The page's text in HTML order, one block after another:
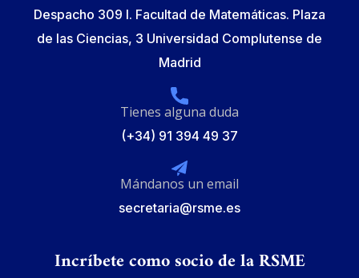
Despacho 309 I. Facultad de Matemáticas. Plaza
de las Ciencias, 3 Universidad Complutense de
Madrid
Tienes alguna duda
(+34) 91 394 49 37
Mándanos un email
secretaria@rsme.es
Incríbete como socio de la RSME